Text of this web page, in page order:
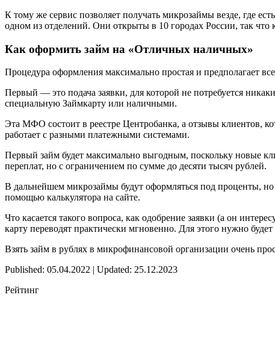
К тому же сервис позволяет получать микрозаймы везде, где
одном из отделений. Они открыты в 10 городах России, так
Как оформить займ на «Отличных наличных»
Процедура оформления максимально простая и предполагает
Первый — это подача заявки, для которой не потребуется
специальную Займкарту или наличными.
Эта МФО состоит в реестре Центробанка, а отзывы клиентов,
работает с разными платежными системами.
Первый займ будет максимально выгодным, поскольку новые
переплат, но с ограничением по сумме до десяти тысяч рублей.
В дальнейшем микрозаймы будут оформляться под проценты, но
помощью калькулятора на сайте.
Что касается такого вопроса, как одобрение заявки (а он
карту переводят практически мгновенно. Для этого нужно будет
Взять займ в рублях в микрофинансовой организации очень
Published: 05.04.2022 | Updated: 25.12.2023
Рейтинг